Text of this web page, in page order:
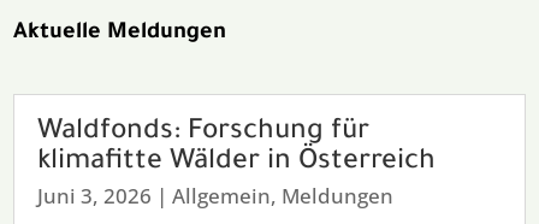
Aktuelle Meldungen
Waldfonds: Forschung für
klimafitte Wälder in Österreich
Juni 3, 2026 |Allgemein, Meldungen